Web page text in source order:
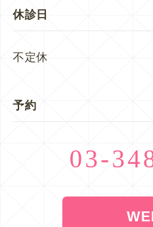
休診日
不定休
予約
03-